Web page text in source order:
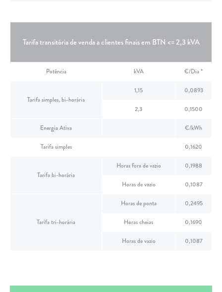
Tarifa transitória de venda a clientes finais em BTN <= 2,3 kVA
Potência kVA €/Dia *
Tarifa simples, bi-horária
1,15 0,0893
2,3 0,1500
Energia Ativa €/kWh
Tarifa simples 0,1620
Tarifa bi-horária
Horas fora de vazio 0,1988
Horas de vazio 0,1087
Tarifa tri-horária
Horas de ponta 0,2495
Horas cheias 0,1690
Horas de vazio 0,1087